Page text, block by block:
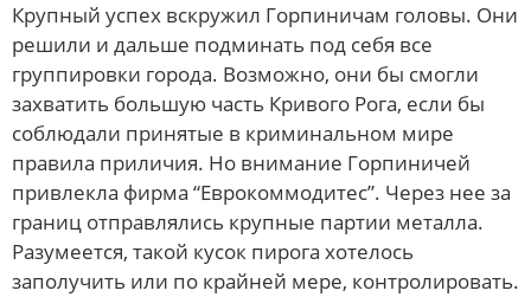
Крупный успех вскружил Горпиничам головы. Они
решили и дальше подминать под себя все
группировки города. Возможно, они бы смогли
захватить большую часть Кривого Рога, если бы
соблюдали принятые в криминальном мире
правила приличия. Но внимание Горпиничей
привлекла фирма “Еврокоммодитес”. Через нее за
границ отправлялись крупные партии металла.
Разумеется, такой кусок пирога хотелось
заполучить или по крайней мере, контролировать.